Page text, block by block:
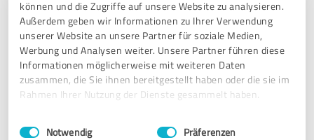
können und die Zugriffe auf unsere Website zu analysieren.
Außerdem geben wir Informationen zu Ihrer Verwendung
unserer Website an unsere Partner für soziale Medien,
Werbung und Analysen weiter. Unsere Partner führen diese
Informationen möglicherweise mit weiteren Daten
zusammen, die Sie ihnen bereitgestellt haben oder die sie im
Rahmen Ihrer Nutzung der Dienste gesammelt haben.
Impressum Datenschutzbestimmungen
Einwilligungsauswahl
Notwendig Präferenzen
SEHR GUT Empfehlung
Bewertung zu:
Webdesign Ahrensburg